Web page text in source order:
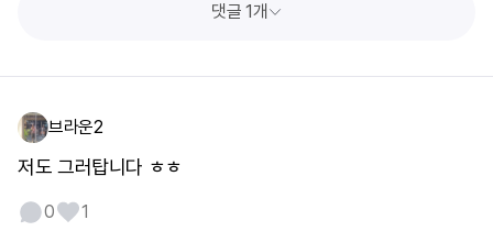
댓글 1개
브라운2
저도 그러탑니다 ㅎㅎ
0 1